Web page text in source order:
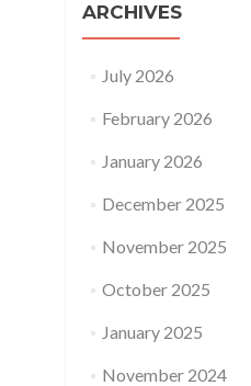
ARCHIVES
July 2026
February 2026
January 2026
December 2025
November 2025
October 2025
January 2025
November 2024